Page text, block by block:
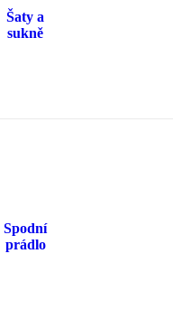
Šaty a
sukně
Spodní
prádlo